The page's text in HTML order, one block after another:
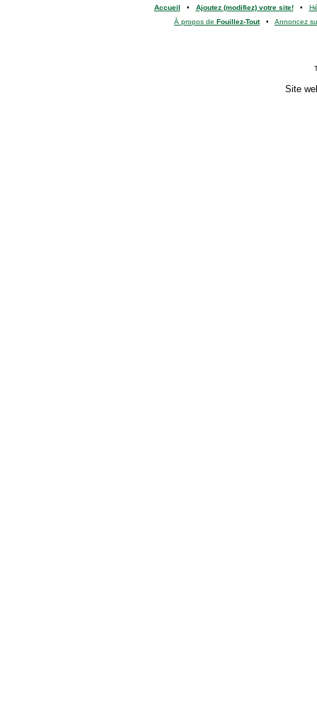
Accueil • Ajoutez (modifiez) votre site!•
À propos de Fouillez-Tout• Annoncez
Site